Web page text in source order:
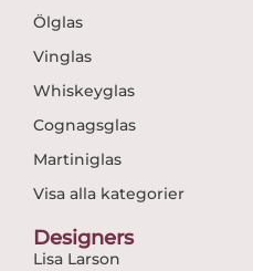
Ölglas
Vinglas
Whiskeyglas
Cognagsglas
Martiniglas
Visa alla kategorier
Designers
Lisa Larson